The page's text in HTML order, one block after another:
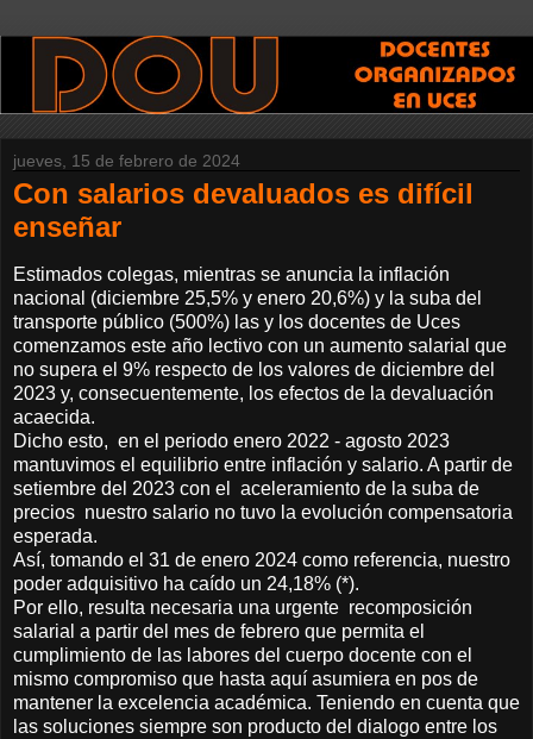
jueves, 15 de febrero de 2024
Con salarios devaluados es difícil
enseñar
Estimados colegas, mientras se anuncia la inflación
nacional (diciembre 25,5% y enero 20,6%) y la suba del
transporte público (500%) las y los docentes de Uces
comenzamos este año lectivo con un aumento salarial que
no supera el 9% respecto de los valores de diciembre del
2023 y, consecuentemente, los efectos de la devaluación
acaecida.
Dicho esto, en el periodo enero 2022 - agosto 2023
mantuvimos el equilibrio entre inflación y salario. A partir de
setiembre del 2023 con el aceleramiento de la suba de
precios nuestro salario no tuvo la evolución compensatoria
esperada.
Así, tomando el 31 de enero 2024 como referencia, nuestro
poder adquisitivo ha caído un 24,18% (*).
Por ello, resulta necesaria una urgente recomposición
salarial a partir del mes de febrero que permita el
cumplimiento de las labores del cuerpo docente con el
mismo compromiso que hasta aquí asumiera en pos de
mantener la excelencia académica. Teniendo en cuenta que
las soluciones siempre son producto del dialogo entre los